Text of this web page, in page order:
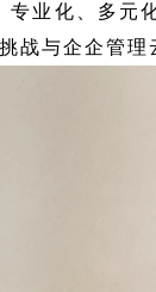
专业化、多
战与企企管理